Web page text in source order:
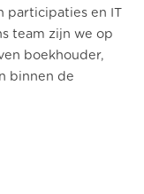
participaties en IT
team zijn we op
boekhouder,
binnen de